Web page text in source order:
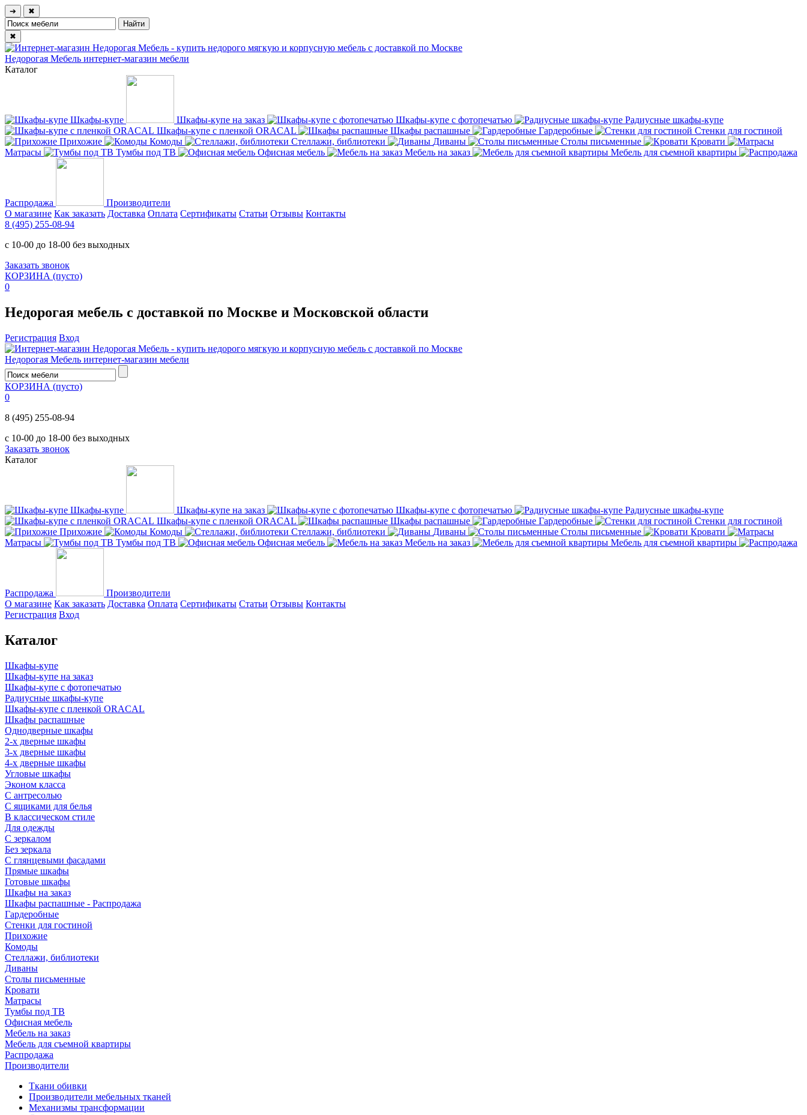
➔ ✖
✖
Недорогая Мебель интернет-магазин мебели
Каталог
Шкафы-купе Шкафы-купе на заказ Шкафы-купе с фотопечатью
Радиусные шкафы-купе
Шкафы-купе с пленкой ORACAL
Шкафы распашные Гардеробные
Стенки для гостиной
Прихожие
Комоды Стеллажи, библиотеки Диваны Столы письменные
Кровати
Матрасы
Тумбы под ТВ Офисная мебель Мебель на заказ Мебель для съемной квартиры
Распродажа
Производители
О магазине Как заказать Доставка Оплата Сертификаты Статьи Отзывы Контакты
8 (495) 255-08-94
с 10-00 до 18-00 без выходных
Заказать звонок
КОРЗИНА (пусто)
0
Недорогая мебель с доставкой по Москве и Московской области
Регистрация Вход
Недорогая Мебель интернет-магазин мебели
КОРЗИНА (пусто)
0
8 (495) 255-08-94
с 10-00 до 18-00 без выходных
Заказать звонок
Каталог
Шкафы-купе Шкафы-купе на заказ Шкафы-купе с фотопечатью
Радиусные шкафы-купе
Шкафы-купе с пленкой ORACAL
Шкафы распашные Гардеробные
Стенки для гостиной
Прихожие
Комоды Стеллажи, библиотеки Диваны Столы письменные
Кровати
Матрасы
Тумбы под ТВ Офисная мебель Мебель на заказ Мебель для съемной квартиры
Распродажа
Производители
О магазине Как заказать Доставка Оплата Сертификаты Статьи Отзывы Контакты
Регистрация Вход
Каталог
Шкафы-купе
Шкафы-купе на заказ
Шкафы-купе с фотопечатью
Радиусные шкафы-купе
Шкафы-купе с пленкой ORACAL
Шкафы распашные
Однодверные шкафы
2-х дверные шкафы
3-х дверные шкафы
4-х дверные шкафы
Угловые шкафы
Эконом класса
С антресолью
С ящиками для белья
В классическом стиле
Для одежды
С зеркалом
Без зеркала
С глянцевыми фасадами
Прямые шкафы
Готовые шкафы
Шкафы на заказ
Шкафы распашные - Распродажа
Гардеробные
Стенки для гостиной
Прихожие
Комоды
Стеллажи, библиотеки
Диваны
Столы письменные
Кровати
Матрасы
Тумбы под ТВ
Офисная мебель
Мебель на заказ
Мебель для съемной квартиры
Распродажа
Производители
Ткани обивки
Производители мебельных тканей
Механизмы трансформации